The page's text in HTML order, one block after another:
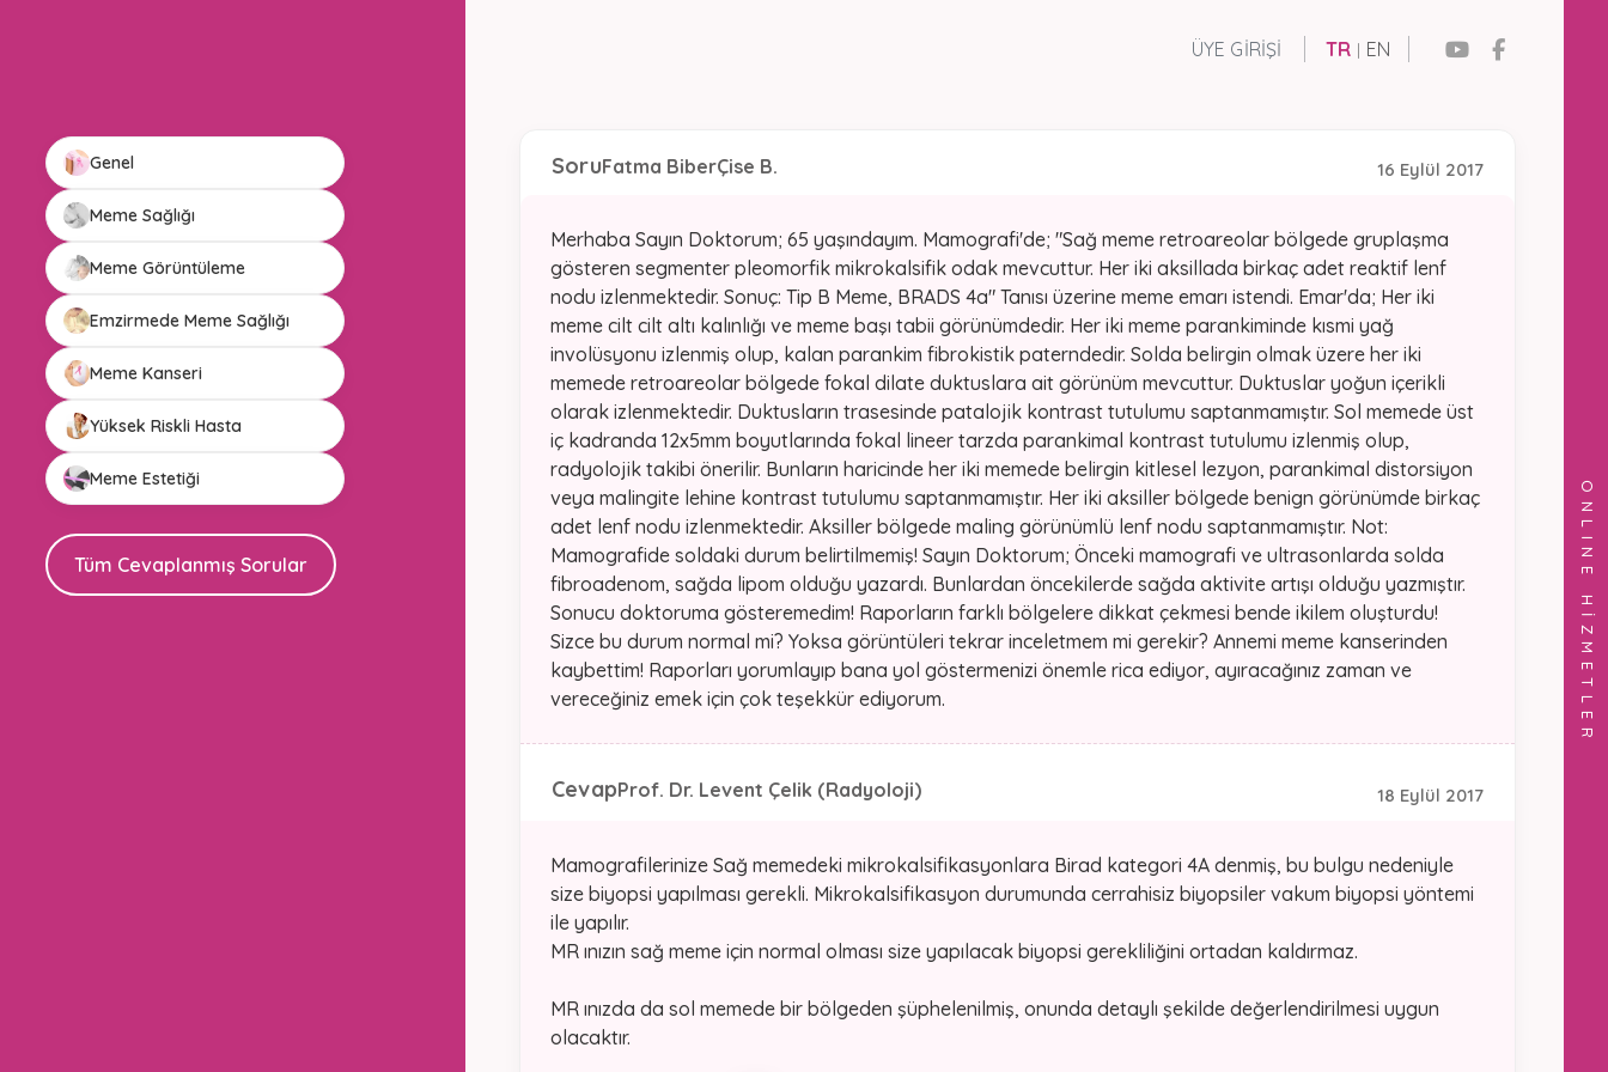
ÜYE GIRIŞI TR | EN
ONLINE HİZMETLER
Genel
Meme Sağlığı
Meme Görüntüleme
Emzirmede Meme Sağlığı
Meme Kanseri
Yüksek Riskli Hasta
Meme Estetiği
Tüm Cevaplanmış Sorular
16 Eylül 2017
SoruFatma BiberÇise B.
Merhaba Sayın Doktorum; 65 yaşındayım. Mamografi'de; "Sağ meme retroareolar bölgede gruplaşma
gösteren segmenter pleomorfik mikrokalsifik odak mevcuttur. Her iki aksillada birkaç adet reaktif lenf
nodu izlenmektedir. Sonuç: Tip B Meme, BRADS 4a" Tanısı üzerine meme emarı istendi. Emar'da; Her iki
meme cilt cilt altı kalınlığı ve meme başı tabii görünümdedir. Her iki meme parankiminde kısmi yağ
involüsyonu izlenmiş olup, kalan parankim fibrokistik paterndedir. Solda belirgin olmak üzere her iki
memede retroareolar bölgede fokal dilate duktuslara ait görünüm mevcuttur. Duktuslar yoğun içerikli
olarak izlenmektedir. Duktusların trasesinde patalojik kontrast tutulumu saptanmamıştır. Sol memede üst
iç kadranda 12x5mm boyutlarında fokal lineer tarzda parankimal kontrast tutulumu izlenmiş olup,
radyolojik takibi önerilir. Bunların haricinde her iki memede belirgin kitlesel lezyon, parankimal distorsiyon
veya malingite lehine kontrast tutulumu saptanmamıştır. Her iki aksiller bölgede benign görünümde birkaç
adet lenf nodu izlenmektedir. Aksiller bölgede maling görünümlü lenf nodu saptanmamıştır. Not:
Mamografide soldaki durum belirtilmemiş! Sayın Doktorum; Önceki mamografi ve ultrasonlarda solda
fibroadenom, sağda lipom olduğu yazardı. Bunlardan öncekilerde sağda aktivite artışı olduğu yazmıştır.
Sonucu doktoruma gösteremedim! Raporların farklı bölgelere dikkat çekmesi bende ikilem oluşturdu!
Sizce bu durum normal mi? Yoksa görüntüleri tekrar inceletmem mi gerekir? Annemi meme kanserinden
kaybettim! Raporları yorumlayıp bana yol göstermenizi önemle rica ediyor, ayıracağınız zaman ve
vereceğiniz emek için çok teşekkür ediyorum.
18 Eylül 2017
CevapProf. Dr. Levent Çelik (Radyoloji)
Mamografilerinize Sağ memedeki mikrokalsifikasyonlara Birad kategori 4A denmiş, bu bulgu nedeniyle
size biyopsi yapılması gerekli. Mikrokalsifikasyon durumunda cerrahisiz biyopsiler vakum biyopsi yöntemi
ile yapılır.
MR ınızın sağ meme için normal olması size yapılacak biyopsi gerekliliğini ortadan kaldırmaz.
MR ınızda da sol memede bir bölgeden şüphelenilmiş, onunda detaylı şekilde değerlendirilmesi uygun
olacaktır.